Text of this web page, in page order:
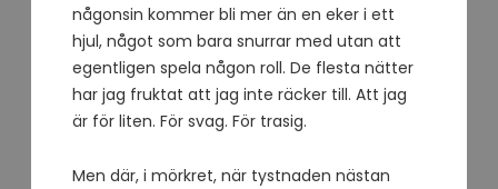
någonsin kommer bli mer än en eker i ett
hjul, något som bara snurrar med utan att
egentligen spela någon roll. De flesta nätter
har jag fruktat att jag inte räcker till. Att jag
är för liten. För svag. För trasig.
Men där, i mörkret, när tystnaden nästan